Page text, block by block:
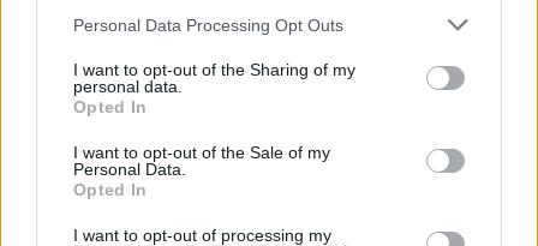
Personal Data Processing Opt Outs
I want to opt-out of the Sharing of my
personal data.
Opted In
I want to opt-out of the Sale of my
Personal Data.
Opted In
I want to opt-out of processing my
siguruar